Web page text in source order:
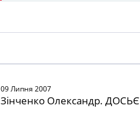
09 Липня 2007
Зінченко Олександр. ДОСЬЄ